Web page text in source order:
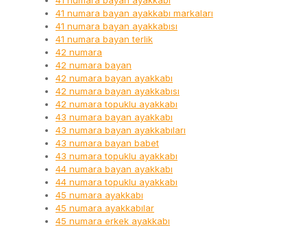
41 numara bayan ayakkabı markaları
41 numara bayan ayakkabısı
41 numara bayan terlik
42 numara
42 numara bayan
42 numara bayan ayakkabı
42 numara bayan ayakkabısı
42 numara topuklu ayakkabı
43 numara bayan ayakkabı
43 numara bayan ayakkabıları
43 numara bayan babet
43 numara topuklu ayakkabı
44 numara bayan ayakkabı
44 numara topuklu ayakkabı
45 numara ayakkabı
45 numara ayakkabılar
45 numara erkek ayakkabı